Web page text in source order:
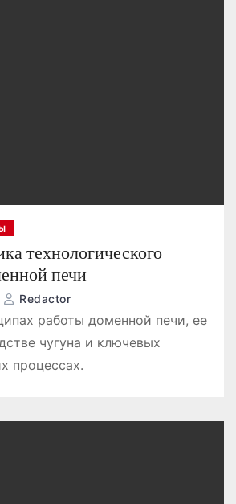
технологического
печи
Redactor
работы доменной печи, ее
чугуна и ключевых
процессах.